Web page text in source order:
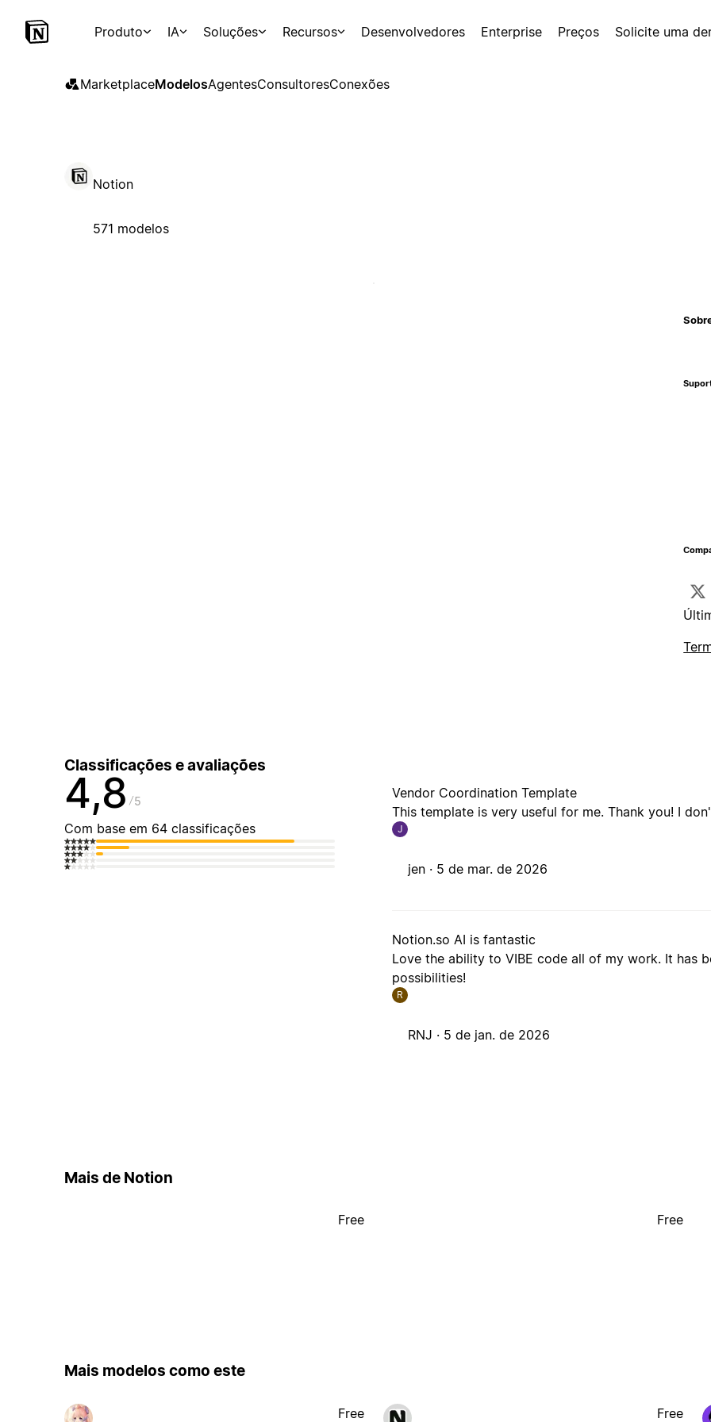
Produto IA Soluções Recursos Desenvolvedores Enterprise Preços Solicite uma
MarketplaceModelosAgentesConsultoresConexões
Notion
571 modelos
Classificações e avaliações
4,8 5
Com base em 64 classificações
Vendor Coordination Template
This template is very useful for me. Thank you! I
J
jen · 5 de mar. de 2026
Notion.so AI is fantastic
Love the ability to VIBE code all of my work. It has
possibilities!
R
RNJ · 5 de jan. de 2026
Mais de Notion
Free Free
Mais modelos como este
Free Free